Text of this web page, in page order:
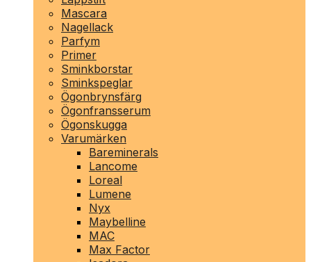
Mascara
Nagellack
Parfym
Primer
Sminkborstar
Sminkspeglar
Ögonbrynsfärg
Ögonfransserum
Ögonskugga
Varumärken
Bareminerals
Lancome
Loreal
Lumene
Nyx
Maybelline
MAC
Max Factor